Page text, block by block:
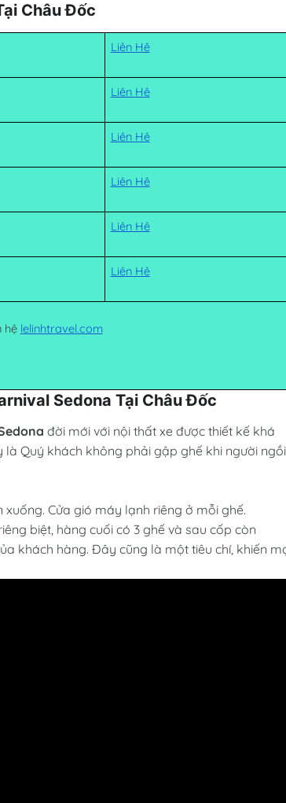
Châu Đốc
Liên Hệ
Liên Hệ
Liên Hệ
Liên Hệ
Liên Hệ
Liên Hệ
hệ lelinhtravel.com
Sedona Tại Châu Đốc
đời mới với nội thất xe được thiết kế khá
Quý khách không phải gập ghế khi người
Cửa gió máy lạnh riêng ở mỗi ghế.
biệt, hàng cuối có 3 ghế và sau cốp còn
khách hàng. Đây cũng là một tiêu chí, khiến